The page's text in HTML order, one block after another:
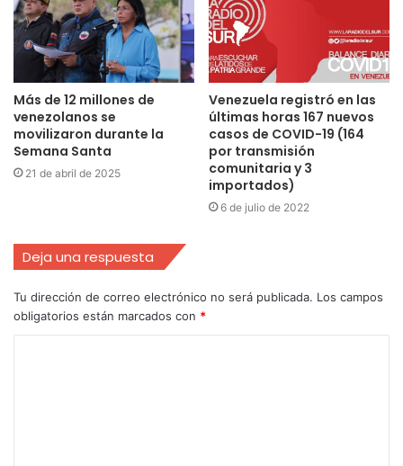
Más de 12 millones de
venezolanos se
movilizaron durante la
Semana Santa
21 de abril de 2025
Venezuela registró en las
últimas horas 167 nuevos
casos de COVID-19 (164
por transmisión
comunitaria y 3
importados)
6 de julio de 2022
Deja una respuesta
Tu dirección de correo electrónico no será publicada. Los campos
obligatorios están marcados con *